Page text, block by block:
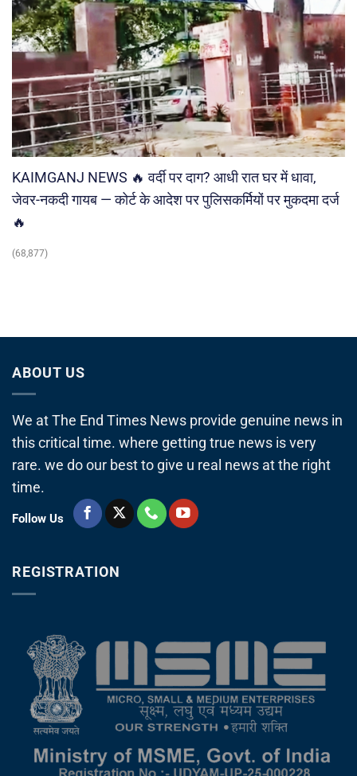
KAIMGANJ NEWS 🔥 वर्दी पर दाग? आधी रात घर में धावा,
जेवर-नकदी गायब — कोर्ट के आदेश पर पुलिसकर्मियों पर मुकदमा दर्ज
🔥
(68,877)
ABOUT US
We at The End Times News provide genuine news in
this critical time. where getting true news is very
rare. we do our best to give u real news at the right
time.
Follow Us
REGISTRATION